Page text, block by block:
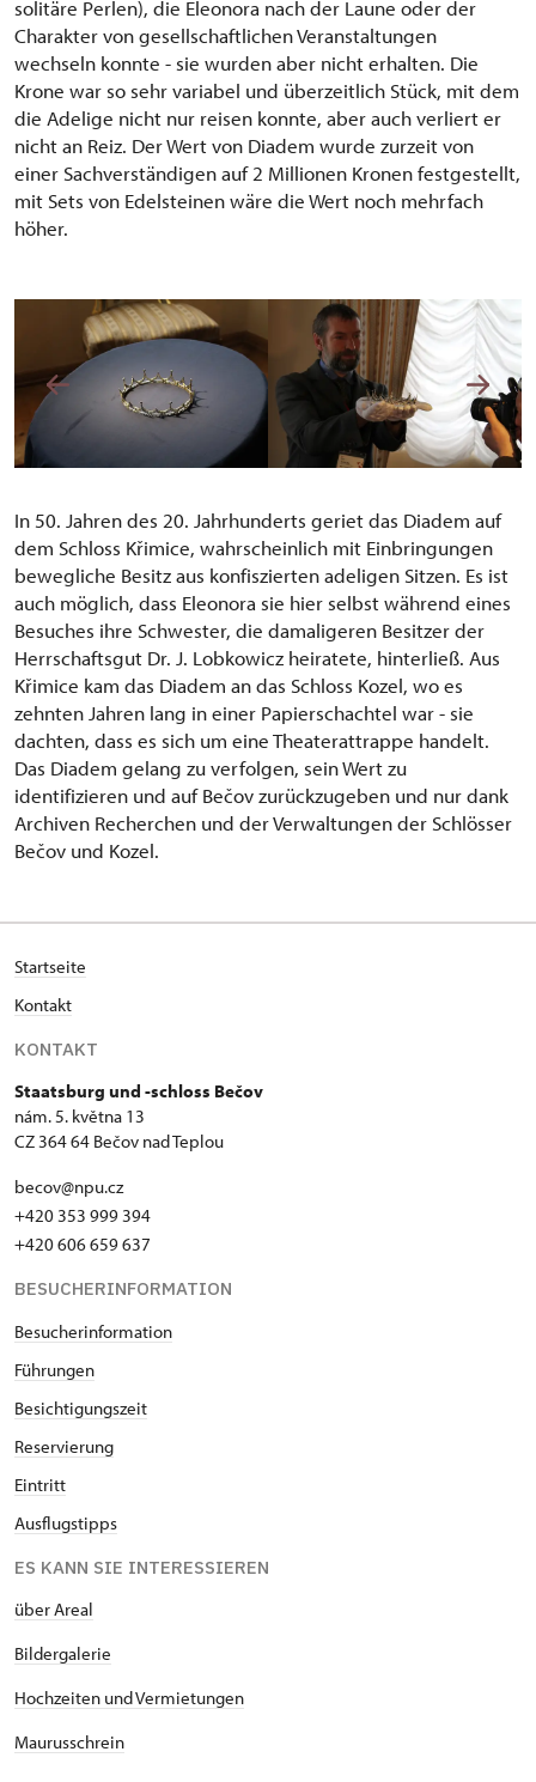
solitäre Perlen), die Eleonora nach der Laune oder der
Charakter von gesellschaftlichen Veranstaltungen
wechseln konnte - sie wurden aber nicht erhalten. Die
Krone war so sehr variabel und überzeitlich Stück, mit dem
die Adelige nicht nur reisen konnte, aber auch verliert er
nicht an Reiz. Der Wert von Diadem wurde zurzeit von
einer Sachverständigen auf 2 Millionen Kronen festgestellt,
mit Sets von Edelsteinen wäre die Wert noch mehrfach
höher.
In 50. Jahren des 20. Jahrhunderts geriet das Diadem auf
dem Schloss Křimice, wahrscheinlich mit Einbringungen
bewegliche Besitz aus konfiszierten adeligen Sitzen. Es ist
auch möglich, dass Eleonora sie hier selbst während eines
Besuches ihre Schwester, die damaligeren Besitzer der
Herrschaftsgut Dr. J. Lobkowicz heiratete, hinterließ. Aus
Křimice kam das Diadem an das Schloss Kozel, wo es
zehnten Jahren lang in einer Papierschachtel war - sie
dachten, dass es sich um eine Theaterattrappe handelt.
Das Diadem gelang zu verfolgen, sein Wert zu
identifizieren und auf Bečov zurückzugeben und nur dank
Archiven Recherchen und der Verwaltungen der Schlösser
Bečov und Kozel.
Startseite
Kontakt
KONTAKT
Staatsburg und -schloss Bečov
nám. 5. května 13
CZ 364 64 Bečov nad Teplou
becov@npu.cz
+420 353 999 394
+420 606 659 637
BESUCHERINFORMATION
Besucherinformation
Führungen
Besichtigungszeit
Reservierung
Eintritt
Ausflugstipps
ES KANN SIE INTERESSIEREN
über Areal
Bildergalerie
Hochzeiten und Vermietungen
Maurusschrein